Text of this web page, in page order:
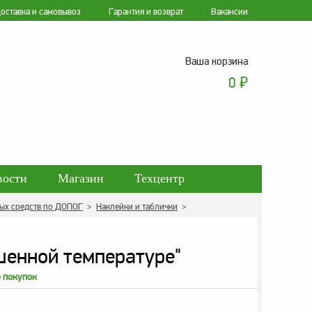
и самовывоз Гарантия и возврат Вакансии
Ваша корзина
0 ₽
Магазин Техцентр
средств по ДОПОГ > Наклейки и таблички >
температуре"
покупок